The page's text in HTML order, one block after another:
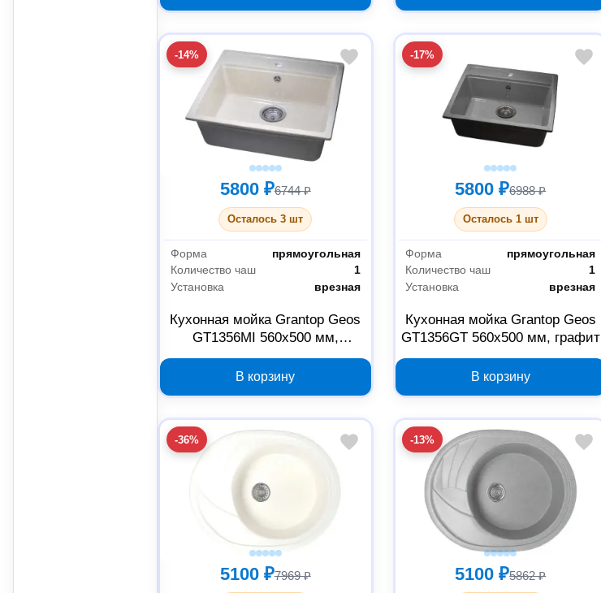
-14%
5800 ₽6744 ₽
Осталось 3 шт
Форма
прямоугольная
Количество чаш
1
Установка
врезная
Кухонная мойка Grantop Geos
GT1356MI 560х500 мм,
молочная
В корзину
-17%
5800 ₽6988 ₽
Осталось 1 шт
Форма
прямоугольная
Количество чаш
1
Установка
врезная
Кухонная мойка Grantop Geos
GT1356GT 560х500 мм, графит
В корзину
-36%
5100 ₽7969 ₽
-13%
5100 ₽5862 ₽